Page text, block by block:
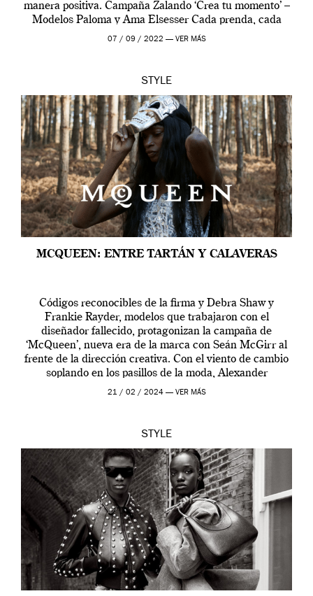
manera positiva. Campaña Zalando ‘Crea tu momento’ –
Modelos Paloma y Ama Elsesser Cada prenda, cada
outfit, cada momento, caracteriza […]
07 / 09 / 2022 — VER MÁS
STYLE
MCQUEEN: ENTRE TARTÁN Y CALAVERAS
Códigos reconocibles de la firma y Debra Shaw y
Frankie Rayder, modelos que trabajaron con el
diseñador fallecido, protagonizan la campaña de
‘McQueen’, nueva era de la marca con Seán McGirr al
frente de la dirección creativa. Con el viento de cambio
soplando en los pasillos de la moda, Alexander
McQueen se prepara para una […]
21 / 02 / 2024 — VER MÁS
STYLE